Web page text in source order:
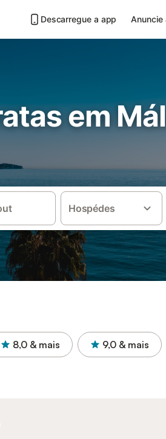
Descarregue a app Anuncie
em
Hospédes
8,0 & mais 9,0 & mais